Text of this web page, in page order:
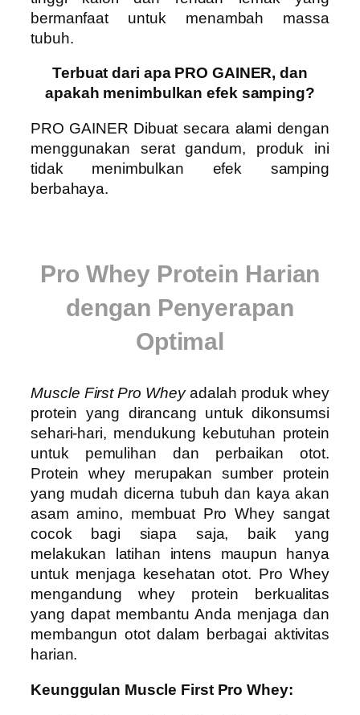
bermanfaat untuk menambah massa
tubuh.
Terbuat dari apa PRO GAINER, dan
apakah menimbulkan efek samping?
PRO GAINER Dibuat secara alami dengan
menggunakan serat gandum, produk ini
tidak menimbulkan efek samping
berbahaya.
Pro Whey Protein Harian
dengan Penyerapan
Optimal
Muscle First Pro Wheyadalah produk whey
protein yang dirancang untuk dikonsumsi
sehari-hari, mendukung kebutuhan protein
untuk pemulihan dan perbaikan otot.
Protein whey merupakan sumber protein
yang mudah dicerna tubuh dan kaya akan
asam amino, membuat Pro Whey sangat
cocok bagi siapa saja, baik yang
melakukan latihan intens maupun hanya
untuk menjaga kesehatan otot. Pro Whey
mengandung whey protein berkualitas
yang dapat membantu Anda menjaga dan
membangun otot dalam berbagai aktivitas
harian.
Keunggulan Muscle First Pro Whey: